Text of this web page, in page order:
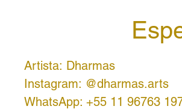
Artista: Dharmas
Instagram: @dharmas.arts
WhatsApp: +55 11 96763